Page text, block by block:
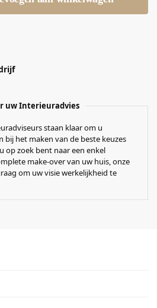
uw Interieuradvies
staan klaar om u
bij het maken van de beste keuzes
op zoek bent naar een enkel
make-over van uw huis, onze
om uw visie werkelijkheid te